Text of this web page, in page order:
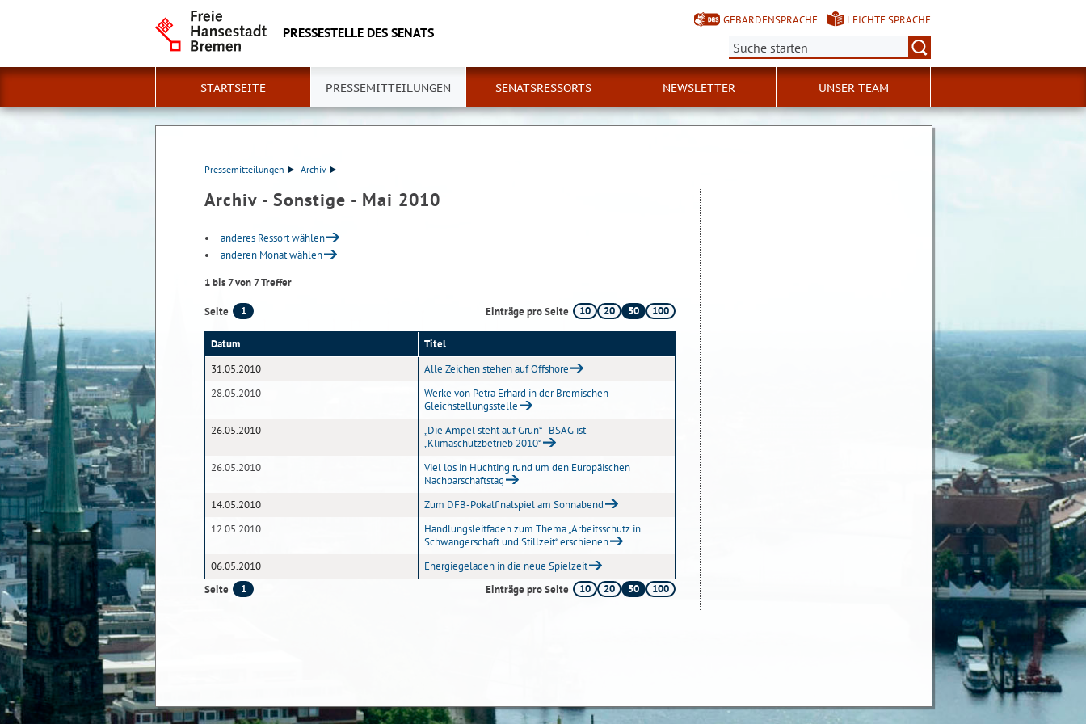
PRESSESTELLE DES SENATS
GEBÄRDENSPRACHE
LEICHTE SPRACHE
Suche:
STARTSEITE PRESSEMITTEILUNGEN SENATSRESSORTS NEWSLETTER UNSER TEAM
Pressemitteilungen Archiv
Archiv - Sonstige - Mai 2010
anderes Ressort wählen
anderen Monat wählen
1 bis 7 von 7 Treffer
Seite 1 Einträge pro Seite 10 20 50 100
Datum
Titel
31.05.2010
Alle Zeichen stehen auf Offshore
28.05.2010
Werke von Petra Erhard in der Bremischen
Gleichstellungsstelle
26.05.2010
„Die Ampel steht auf Grün“ - BSAG ist
„Klimaschutzbetrieb 2010“
26.05.2010
Viel los in Huchting rund um den Europäischen
Nachbarschaftstag
14.05.2010
Zum DFB-Pokalfinalspiel am Sonnabend
12.05.2010
Handlungsleitfaden zum Thema „Arbeitsschutz in
Schwangerschaft und Stillzeit“ erschienen
06.05.2010
Energiegeladen in die neue Spielzeit
Seite
1 Einträge pro Seite 10 20 50 100